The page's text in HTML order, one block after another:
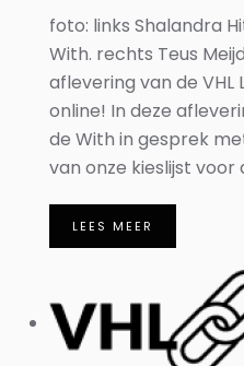
foto: links Shalandra
With. rechts Teus
aflevering van de
online! In deze
de With in gesprek
van onze kieslijst voor
LEES MEER